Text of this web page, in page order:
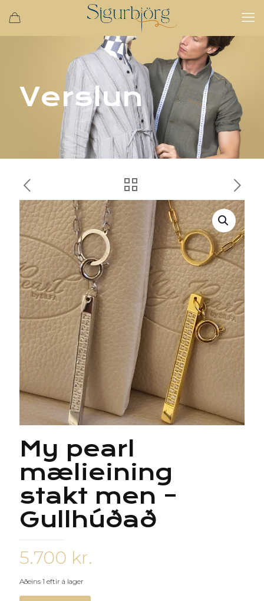
Verslun
My pearl
mælieining
stakt men –
Gullhúðað
5.700 kr.
Aðeins 1 eftir á lager